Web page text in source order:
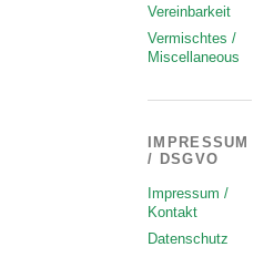
Vereinbarkeit
Vermischtes /
Miscellaneous
IMPRESSUM
/ DSGVO
Impressum /
Kontakt
Datenschutz